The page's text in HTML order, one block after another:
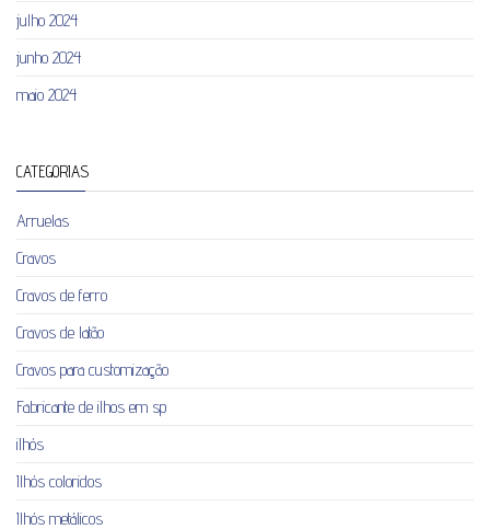
julho 2024
junho 2024
maio 2024
CATEGORIAS
Arruelas
Cravos
Cravos de ferro
Cravos de latão
Cravos para customização
Fabricante de ilhos em sp
ilhós
Ilhós coloridos
Ilhós metálicos